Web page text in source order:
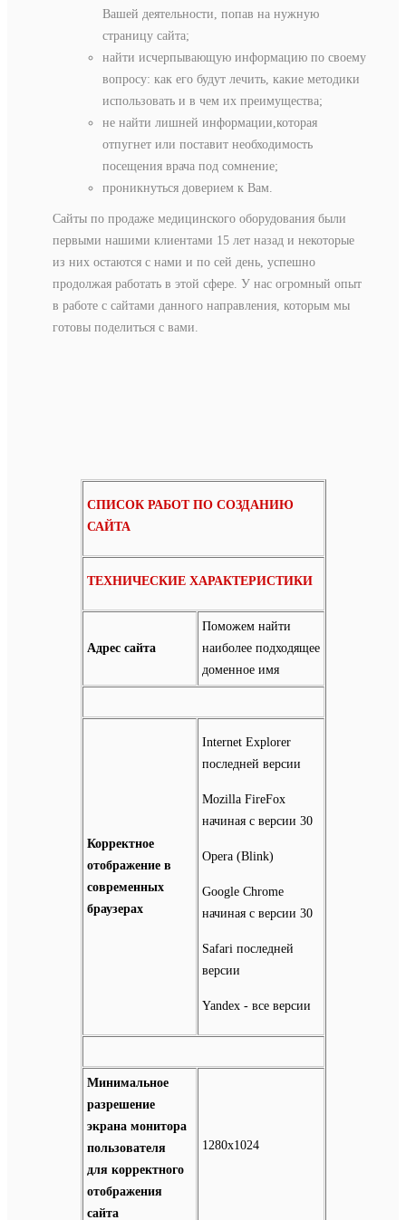
Вашей деятельности, попав на нужную
страницу сайта;
найти исчерпывающую информацию по своему
вопросу: как его будут лечить, какие методики
использовать и в чем их преимущества;
не найти лишней информации,которая
отпугнет или поставит необходимость
посещения врача под сомнение;
проникнуться доверием к Вам.
Сайты по продаже медицинского оборудования были
первыми нашими клиентами 15 лет назад и некоторые
из них остаются с нами и по сей день, успешно
продолжая работать в этой сфере. У нас огромный опыт
в работе с сайтами данного направления, которым мы
готовы поделиться с вами.
СПИСОК РАБОТ ПО СОЗДАНИЮ
САЙТА
ТЕХНИЧЕСКИЕ ХАРАКТЕРИСТИКИ
Адрес сайта
Поможем найти
наиболее подходящее
доменное имя
Корректное
отображение в
современных
браузерах
Internet Explorer
последней версии
Mozilla FireFox
начиная с версии 30
Opera (Blink)
Google Chrome
начиная с версии 30
Safari последней
версии
Yandex - все версии
Минимальное
разрешение
экрана монитора
пользователя
для корректного
отображения
сайта
1280х1024